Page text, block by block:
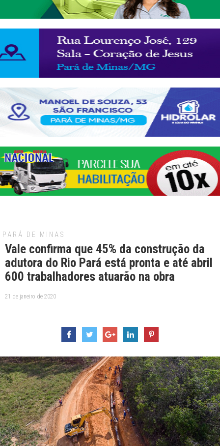
PARÁ DE MINAS
Vale confirma que 45% da construção da
adutora do Rio Pará está pronta e até abril
600 trabalhadores atuarão na obra
21 de janeiro de 2020